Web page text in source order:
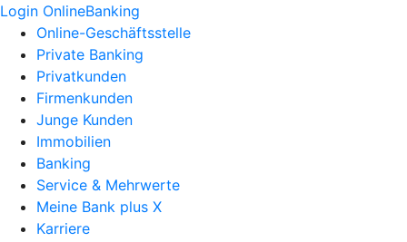
Login OnlineBanking
Online-Geschäftsstelle
Private Banking
Privatkunden
Firmenkunden
Junge Kunden
Immobilien
Banking
Service & Mehrwerte
Meine Bank plus X
Karriere